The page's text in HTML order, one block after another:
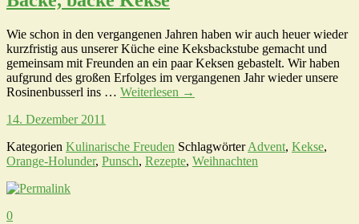
Wie schon in den vergangenen Jahren haben wir auch heuer wieder
kurzfristig aus unserer Küche eine Keksbackstube gemacht und
gemeinsam mit Freunden an ein paar Keksen gebastelt. Wir haben
aufgrund des großen Erfolges im vergangenen Jahr wieder unsere
Rosinenbusserl ins … Weiterlesen →
14. Dezember 2011
Kategorien Kulinarische Freuden SchlagwörterAdvent, Kekse,
Orange-Holunder, Punsch, Rezepte, Weihnachten
0